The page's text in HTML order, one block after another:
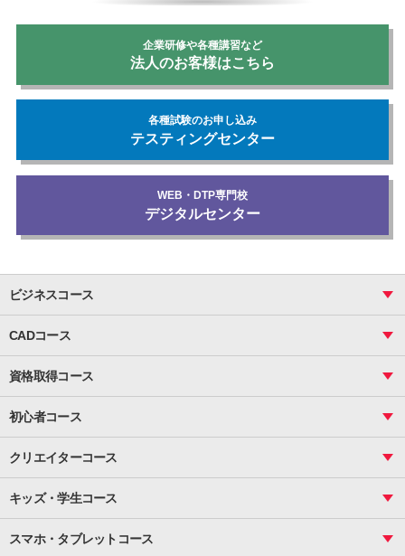
企業研修や各種講習など
法人のお客様はこちら
各種試験のお申し込み
テスティングセンター
WEB・DTP専門校
デジタルセンター
ビジネスコース
関数
ピボットテーブル
マクロ
資料作成（基礎）
資料作成（応用）
Word
CADコース
図面作成（基礎）
図面作成（応用）
資格取得コース
ビジネス統計
CS
サーティファイ
初心者コース
インターネット活用
メール活用
クリエイターコース
基礎
応用
Illustrator
キッズ・学生コース
プライマリー（年長～小２）
スマホ・タブレットコース